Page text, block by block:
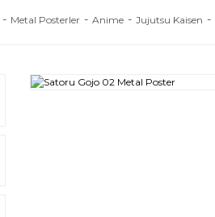
Metal Posterler Anime Jujutsu Kaisen